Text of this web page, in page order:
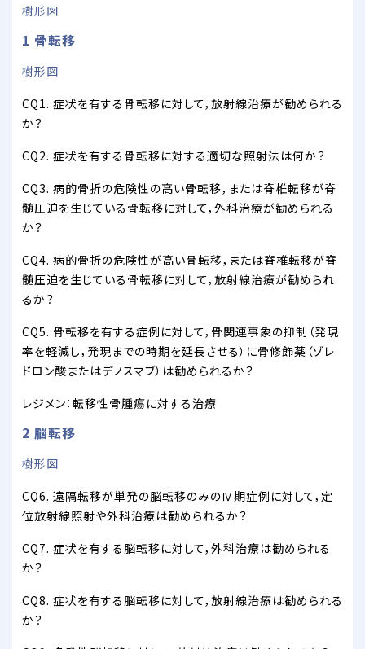
樹形図
1 骨転移
樹形図
CQ1. 症状を有する骨転移に対して，放射線治療が勧められる
か？
CQ2. 症状を有する骨転移に対する適切な照射法は何か？
CQ3. 病的骨折の危険性の高い骨転移，または脊椎転移が脊
髄圧迫を生じている骨転移に対して，外科治療が勧められる
か？
CQ4. 病的骨折の危険性が高い骨転移，または脊椎転移が脊
髄圧迫を生じている骨転移に対して，放射線治療が勧められ
るか？
CQ5. 骨転移を有する症例に対して，骨関連事象の抑制（発現
率を軽減し，発現までの時期を延長させる）に骨修飾薬（ゾレ
ドロン酸またはデノスマブ）は勧められるか？
レジメン：転移性骨腫瘍に対する治療
2 脳転移
樹形図
CQ6. 遠隔転移が単発の脳転移のみのⅣ期症例に対して，定
位放射線照射や外科治療は勧められるか？
CQ7. 症状を有する脳転移に対して，外科治療は勧められる
か？
CQ8. 症状を有する脳転移に対して，放射線治療は勧められる
か？